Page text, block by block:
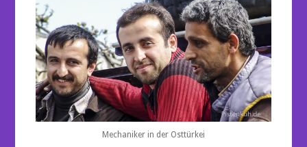
Mechaniker in der Osttürkei